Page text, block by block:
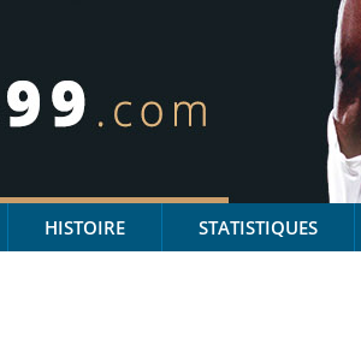
HISTOIRE STATISTIQUES